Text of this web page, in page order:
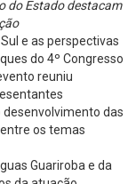
do Estado destacam
e as perspectivas
do 4º Congresso
reuniu
das
os temas
Guariroba e da